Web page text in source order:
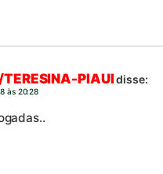
PIAUIdisse:
às 20:28